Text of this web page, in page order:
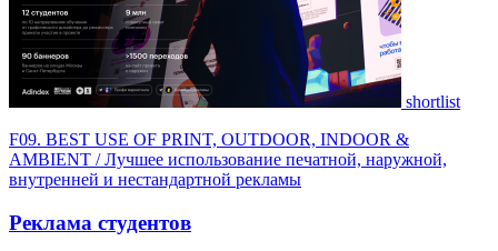
shortlist
F09. BEST USE OF PRINT, OUTDOOR, INDOOR &
AMBIENT / Лучшее использование печатной, наружной,
внутренней и нестандартной рекламы
Реклама студентов